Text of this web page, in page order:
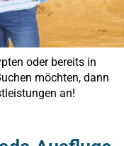
oder bereits in
möchten, dann
an!